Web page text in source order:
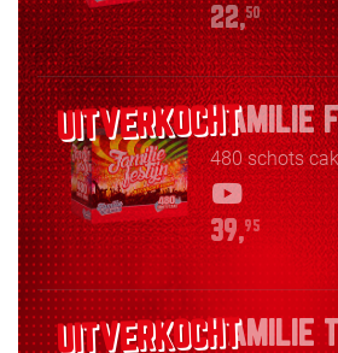
22,50
FAMILIE
480 schots
39,95
FAMILIE